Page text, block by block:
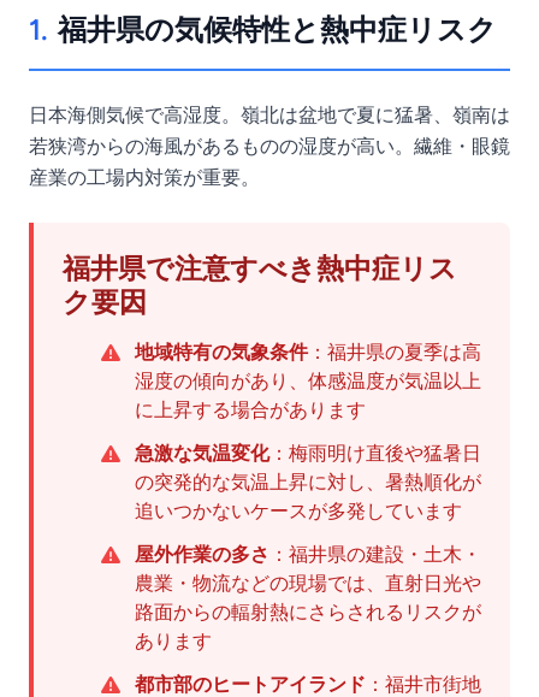
1. 福井県の気候特性と熱中症リスク
日本海側気候で高湿度。嶺北は盆地で夏に猛暑、嶺南は
若狭湾からの海風があるものの湿度が高い。繊維・眼鏡
産業の工場内対策が重要。
福井県で注意すべき熱中症リス
ク要因
地域特有の気象条件：福井県の夏季は高
湿度の傾向があり、体感温度が気温以上
に上昇する場合があります
急激な気温変化：梅雨明け直後や猛暑日
の突発的な気温上昇に対し、暑熱順化が
追いつかないケースが多発しています
屋外作業の多さ ：福井県の建設・土木・
農業・物流などの現場では、直射日光や
路面からの輻射熱にさらされるリスクが
あります
都市部のヒートアイランド ：福井市街地